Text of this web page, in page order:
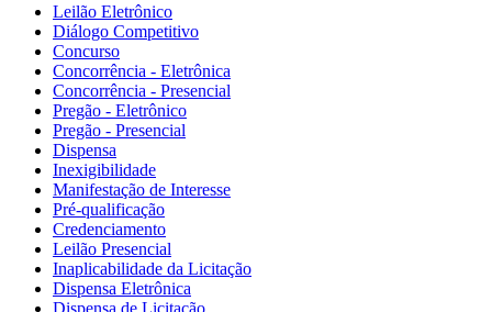
Leilão Eletrônico
Diálogo Competitivo
Concurso
Concorrência - Eletrônica
Concorrência - Presencial
Pregão - Eletrônico
Pregão - Presencial
Dispensa
Inexigibilidade
Manifestação de Interesse
Pré-qualificação
Credenciamento
Leilão Presencial
Inaplicabilidade da Licitação
Dispensa Eletrônica
Dispensa de Licitação